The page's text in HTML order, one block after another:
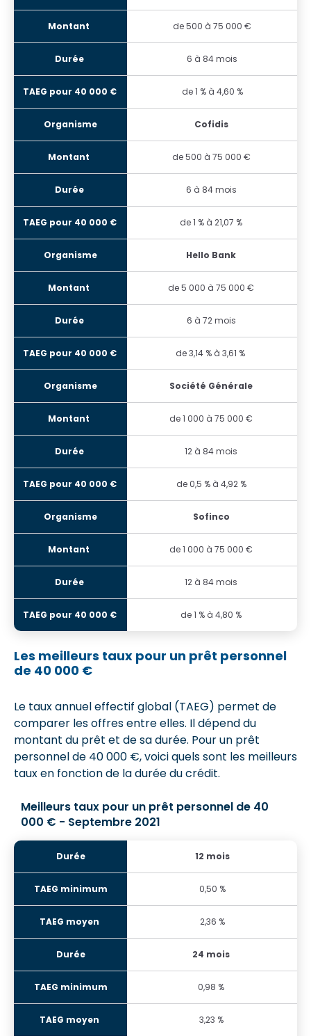
de 500 à 75 000 €
6 à 84 mois
de 1 % à 4,60 %
Cofidis
de 500 à 75 000 €
6 à 84 mois
de 1 % à 21,07 %
Hello Bank
de 5 000 à 75 000 €
6 à 72 mois
de 3,14 % à 3,61 %
Société Générale
de 1 000 à 75 000 €
12 à 84 mois
de 0,5 % à 4,92 %
Sofinco
de 1 000 à 75 000 €
12 à 84 mois
de 1 % à 4,80 %
Les meilleurs taux pour un prêt personnel
de 40 000 €
Le taux annuel effectif global (TAEG) permet de
comparer les offres entre elles. Il dépend du
montant du prêt et de sa durée. Pour un prêt
personnel de 40 000 €, voici quels sont les meilleurs
taux en fonction de la durée du crédit.
Meilleurs taux pour un prêt personnel de 40
000 € - Septembre 2021
12 mois
0,50 %
2,36 %
24 mois
0,98 %
3,23 %